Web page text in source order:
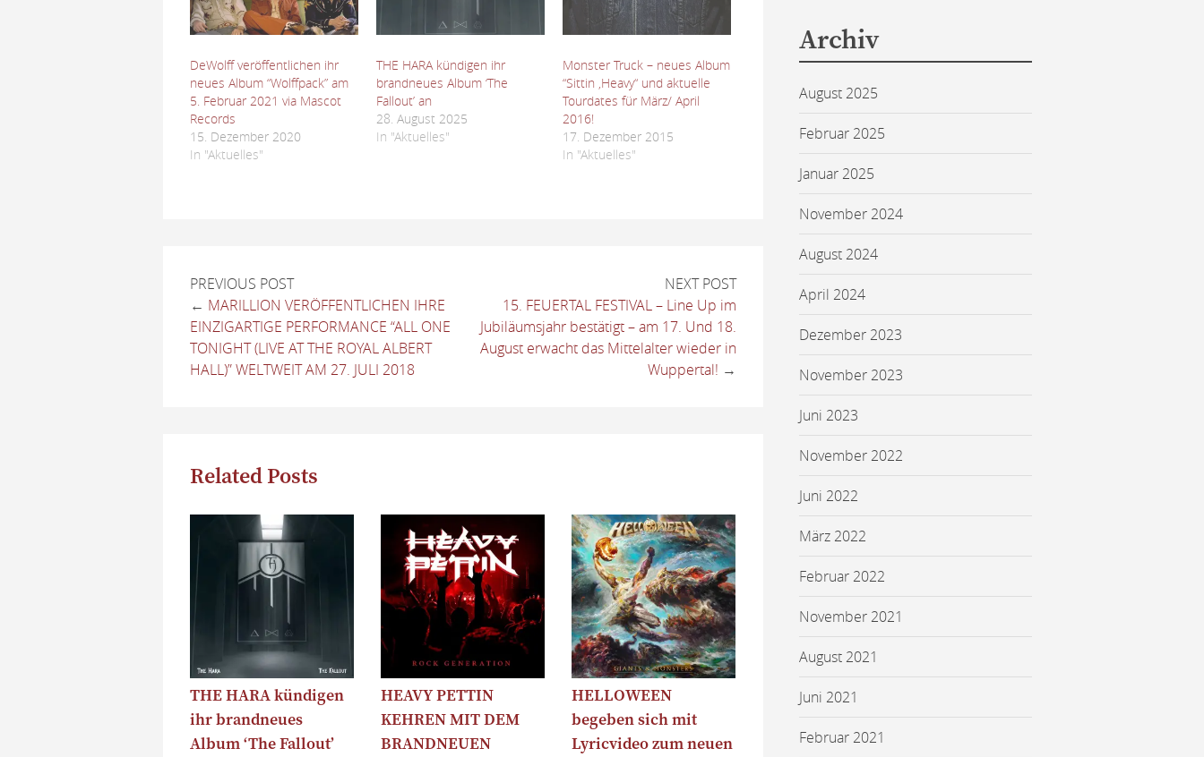
DeWolff veröffentlichen ihr
neues Album “Wolffpack” am
5. Februar 2021 via Mascot
Records
15. Dezember 2020
In "Aktuelles"
THE HARA kündigen ihr
brandneues Album ‘The
Fallout’ an
28. August 2025
In "Aktuelles"
Monster Truck – neues Album
“Sittin ‚Heavy“ und aktuelle
Tourdates für März/ April
2016!
17. Dezember 2015
In "Aktuelles"
PREVIOUS POST
← MARILLION VERÖFFENTLICHEN IHRE
EINZIGARTIGE PERFORMANCE “ALL ONE
TONIGHT (LIVE AT THE ROYAL ALBERT
HALL)” WELTWEIT AM 27. JULI 2018
NEXT POST
15. FEUERTAL FESTIVAL – Line Up im
Jubiläumsjahr bestätigt – am 17. Und 18.
August erwacht das Mittelalter wieder in
Wuppertal! →
Related Posts
THE HARA kündigen
ihr brandneues
Album ‘The Fallout’
HEAVY PETTIN
KEHREN MIT DEM
BRANDNEUEN
HELLOWEEN
begeben sich mit
Lyricvideo zum neuen
Archiv
August 2025
Februar 2025
Januar 2025
November 2024
August 2024
April 2024
Dezember 2023
November 2023
Juni 2023
November 2022
Juni 2022
März 2022
Februar 2022
November 2021
August 2021
Juni 2021
Februar 2021